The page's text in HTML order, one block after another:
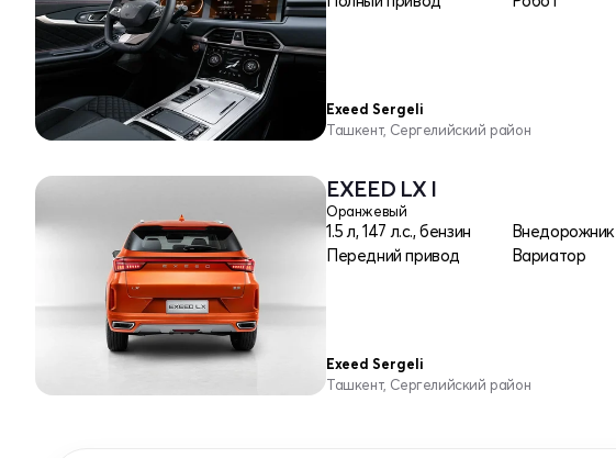
Exeed Sergeli
Ташкент, Сергелийский район
EXEED LX I
Оранжевый
1.5 л, 147 л.с., бензин
Внедорожник
Передний привод
Вариатор
Exeed Sergeli
Ташкент, Сергелийский район